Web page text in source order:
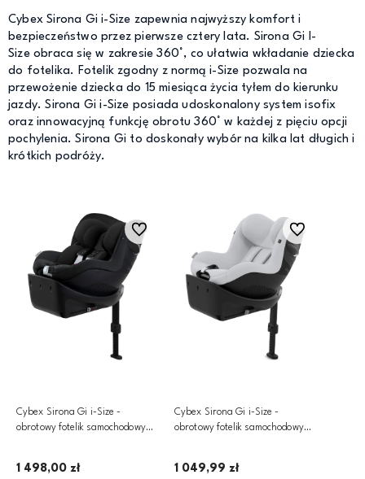
Cybex Sirona Gi i-Size zapewnia najwyższy komfort i
bezpieczeństwo przez pierwsze cztery lata. Sirona Gi I-
Size obraca się w zakresie 360°, co ułatwia wkładanie dziecka
do fotelika. Fotelik zgodny z normą i-Size pozwala na
przewożenie dziecka do 15 miesiąca życia tyłem do kierunku
jazdy. Sirona Gi i-Size posiada udoskonalony system isofix
oraz innowacyjną funkcję obrotu 360° w każdej z pięciu opcji
pochylenia. Sirona Gi to doskonały wybór na kilka lat długich i
krótkich podróży.
Cybex Sirona Gi i-Size -
obrotowy fotelik samochodowy
1 498,00 zł
Do ulubionych
Cybex Sirona Gi i-Size -
obrotowy fotelik samochodowy
1 049,99 zł
Do ulubionych